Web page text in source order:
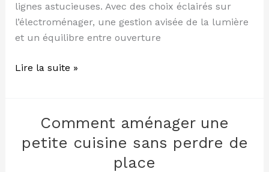
lignes astucieuses. Avec des choix éclairés sur
l’électroménager, une gestion avisée de la lumière
et un équilibre entre ouverture
Lire la suite »
Comment aménager une
petite cuisine sans perdre de
place
Comment
aménager
une